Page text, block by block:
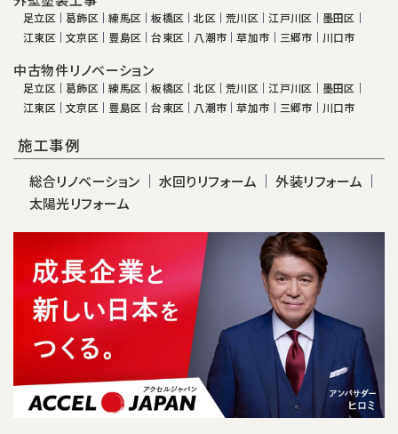
足立区 葛飾区 練馬区 板橋区 北区 荒川区 江戸川区
墨田区
江東区
文京区 豊島区 台東区 八潮市 草加市 三郷市 川口市
中古物件リノベーション
足立区 葛飾区 練馬区 板橋区 北区 荒川区 江戸川区
墨田区
江東区
文京区 豊島区 台東区 八潮市 草加市 三郷市 川口市
施工事例
総合リノベーション 水回りリフォーム
外装リフォーム
太陽光リフォーム